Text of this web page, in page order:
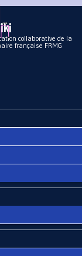
collaborative de la
française FRMG